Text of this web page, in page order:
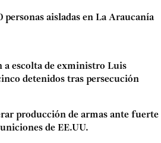
personas aisladas en La Araucanía
escolta de exministro Luis
detenidos tras persecución
producción de armas ante fuerte
de EE.UU.